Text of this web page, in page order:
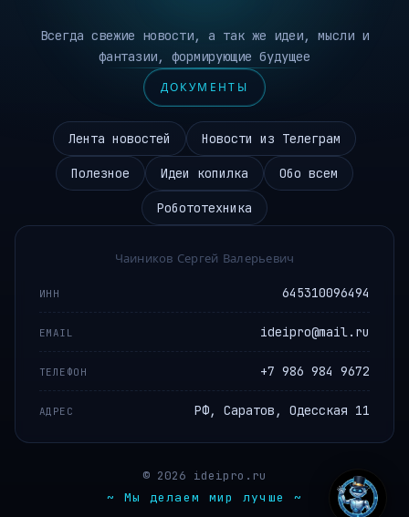
Всегда свежие новости, а так же идеи, мысли и
фантазии, формирующие будущее
ДОКУМЕНТЫ
Лента новостей Новости из Телеграм
Полезное Идеи копилка Обо всем
Робототехника
Чаиников Сергей Валерьевич
ИНН 645310096494
EMAIL ideipro@mail.ru
ТЕЛЕФОН +7 986 984 9672
АДРЕС РФ, Саратов, Одесская 11
© 2026 ideipro.ru
~ Мы делаем мир лучше ~